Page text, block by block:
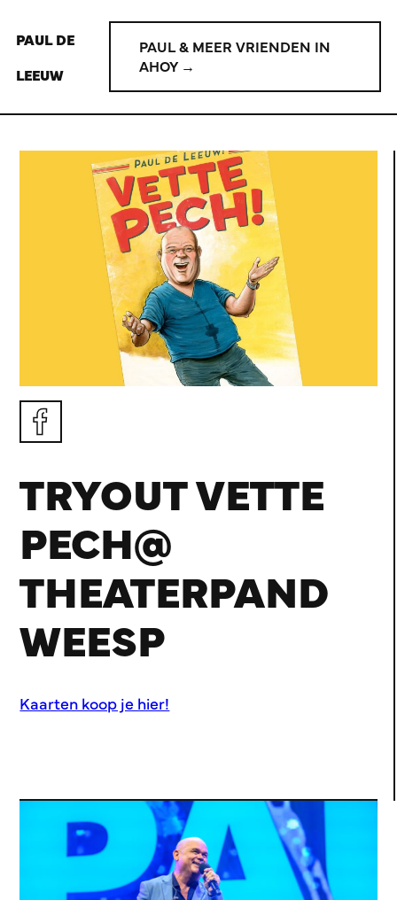
PAUL DE
LEEUW
PAUL & MEER VRIENDEN IN
AHOY →
TRYOUT VETTE
PECH@
THEATERPAND
WEESP
Kaarten koop je hier!